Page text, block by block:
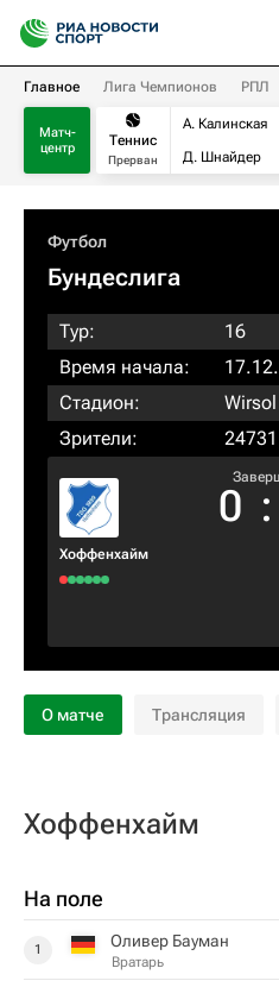
Главное Лига Чемпионов РПЛ
Матч-
центр
Теннис
Прерван
А. Калинская
Д. Шнайдер
Футбол
Бундеслига
Тур:
16
Время начала:
Стадион:
Зрители:
24731
Хоффенхайм
0 :
О матче Трансляция
Хоффенхайм
На поле
1 Оливер Бауман
Вратарь